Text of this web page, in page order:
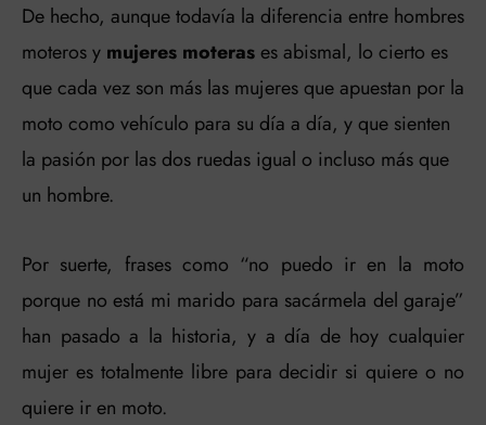
De hecho, aunque todavía la diferencia entre hombres
moteros y mujeres moterases abismal, lo cierto es
que cada vez son más las mujeres que apuestan por la
moto como vehículo para su día a día, y que sienten
la pasión por las dos ruedas igual o incluso más que
un hombre.
Por suerte, frases como “no puedo ir en la moto
porque no está mi marido para sacármela del garaje”
han pasado a la historia, y a día de hoy cualquier
mujer es totalmente libre para decidir si quiere o no
quiere ir en moto.